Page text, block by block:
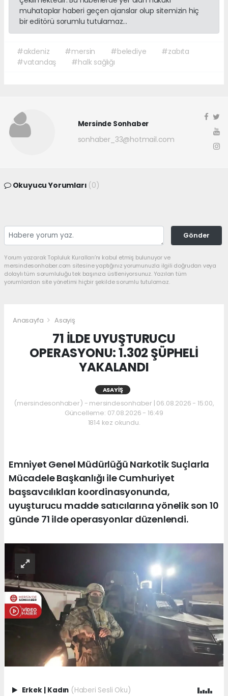
muhataplar haberi geçen ajanslar olup sitemizin hiç
bir editörü sorumlu tutulamaz...
#akdeniz #mersin #belediye
#zabıta
#vatandaş
#halk sağlığı
Mersinde Sonhaber
sonhaber_33@hotmail.com
Okuyucu Yorumları (0)
Gönder
Yorum yazarak Topluluk Kuralları’nı kabul etmiş bulunuyor ve
mersindesonhaber.com sitesine yaptığınız yorumunuzla ilgili doğrudan veya
dolaylı tüm sorumluluğu tek başınıza üstleniyorsunuz. Yazılan tüm
yorumlardan site yönetimi hiçbir şekilde sorumlu tutulamaz.
Anasayfa Asayiş
71 İLDE UYUŞTURUCU
OPERASYONU: 1.302 ŞÜPHELİ
YAKALANDI
ASAYIŞ
(mersindesonhaber) - mersindesonhaber | 06.08.2026 - 15:00,
Güncelleme: 07.08.2026 - 16:49
1814 kez okundu.
Emniyet Genel Müdürlüğü Narkotik Suçlarla
Mücadele Başkanlığı ile Cumhuriyet
başsavcılıkları koordinasyonunda,
uyuşturucu madde satıcılarına yönelik son 10
günde 71 ilde operasyonlar düzenlendi.
Erkek | Kadın (Haberi Sesli Oku)